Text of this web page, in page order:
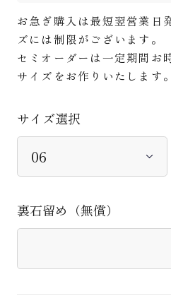
お急ぎ購入は最短翌営業日
ズには制限がございます。
セミオーダーは一定期間お
サイズをお作りいたします。
サイズ選択
裏石留め（無償）